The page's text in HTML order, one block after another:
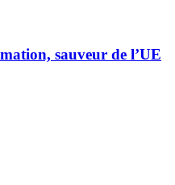
sauveur de l’UE